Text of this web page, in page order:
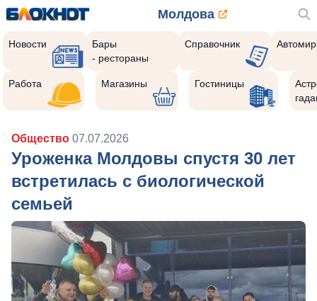
Молдова
Новости
Бары
- рестораны
Справочник Автомир
Работа Магазины Гостиницы
Общество 07.07.2026
Уроженка Молдовы спустя 30 лет
встретилась с биологической
семьей